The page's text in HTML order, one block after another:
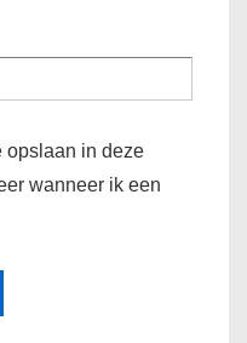
opslaan in deze
wanneer ik een